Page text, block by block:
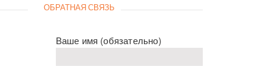
ОБРАТНАЯ СВЯЗЬ
Ваше имя (обязательно)